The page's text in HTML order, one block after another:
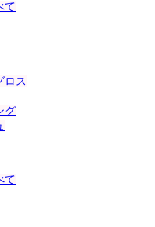
て
ロス
グ
て